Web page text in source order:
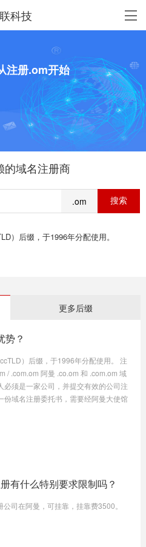
科技
注册.om开始
的域名注册商
.om
）后缀，于1996年分配使用。
更多后缀
势？
）后缀，于1996年分配使用。 注
/ .com.om 阿曼 .co.om 和 .com.om 域
须是一家公司，并提交有效的公司注
份域名注册委托书，需要经阿曼大使馆
有什么特别要求限制吗？
司在阿曼，可挂靠，挂靠费3500。